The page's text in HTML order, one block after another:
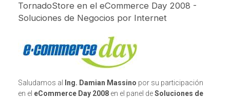
TornadoStore en el eCommerce Day 2008 -
Soluciones de Negocios por Internet
Saludamos al Ing. Damian Massino por su participación
en el eCommerce Day 2008 en el panel deSoluciones de